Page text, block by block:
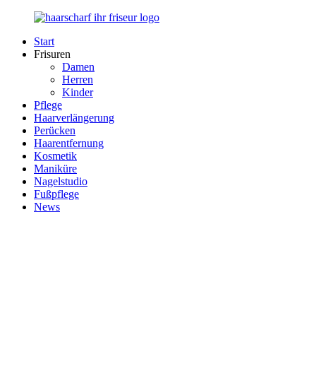
Zurück
Inhalt
Haarscharf
Händen
Start
Frisuren
Damen
Herren
Kinder
Pflege
Haarverlängerung
Perücken
Haarentfernung
Kosmetik
Maniküre
Nagelstudio
Fußpflege
News